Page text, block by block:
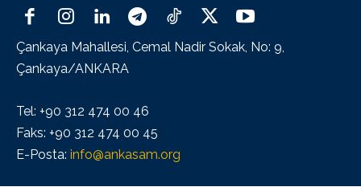
Çankaya Mahallesi, Cemal Nadir Sokak, No: 9,
Çankaya/ANKARA
Tel: +90 312 474 00 46
Faks: +90 312 474 00 45
E-Posta: info@ankasam.org